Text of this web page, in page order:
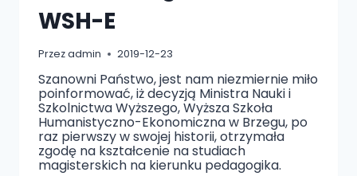
WSH-E
Przezadmin 2019-12-23
Szanowni Państwo, jest nam niezmiernie miło
poinformować, iż decyzją Ministra Nauki i
Szkolnictwa Wyższego, Wyższa Szkoła
Humanistyczno-Ekonomiczna w Brzegu, po
raz pierwszy w swojej historii, otrzymała
zgodę na kształcenie na studiach
magisterskich na kierunku pedagogika.